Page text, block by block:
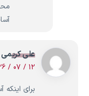
علی کریمی
12 / 07 / 2026
برای اینکه